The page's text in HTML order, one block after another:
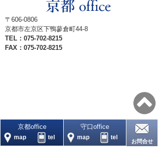
〒606‐0806
京都市左京区下鴨蓼倉町44‐8
TEL：075-702-8215
FAX：075-702-8215
京都office
map tel
守口office
map tel
お問合せ